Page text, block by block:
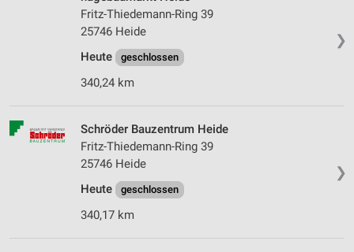
❯
Fritz-Thiedemann-Ring 39
25746 Heide
Heute
geschlossen
340,24 km
❯
Schröder Bauzentrum Heide
Fritz-Thiedemann-Ring 39
25746 Heide
Heute
geschlossen
340,17 km